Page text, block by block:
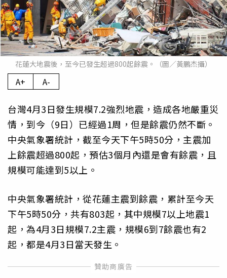
花蓮大地震後，至今已發生超過800起餘震。（圖／黃鵬杰攝）
A+ A-
台灣4月3日發生規模7.2強烈地震，造成各地嚴重災
情，到今（9日）已經過1周，但是餘震仍然不斷。
中央氣象署統計，截至今天下午5時50分，主震加
上餘震超過800起，預估3個月內還是會有餘震，且
規模可能達到5以上。
中央氣象署統計，從花蓮主震到餘震，累計至今天
下午5時50分，共有803起，其中規模7以上地震1
起，為4月3日規模7.2主震，規模6到7餘震也有2
起，都是4月3日當天發生。